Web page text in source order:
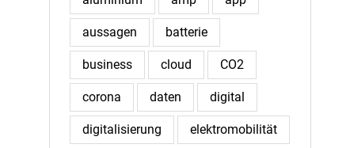
aussagen batterie
business cloud CO2
corona daten digital
digitalisierung elektromobilität